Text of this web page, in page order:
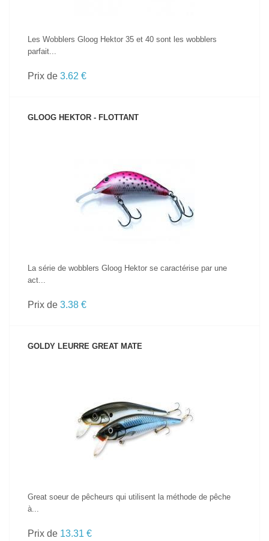
Les Wobblers Gloog Hektor 35 et 40 sont les wobblers
parfait...
Prix de 3.62 €
GLOOG HEKTOR - FLOTTANT
VOIR LE PRODUIT
La série de wobblers Gloog Hektor se caractérise par une
act...
Prix de 3.38 €
GOLDY LEURRE GREAT MATE
VOIR LE PRODUIT
Great soeur de pêcheurs qui utilisent la méthode de pêche
à...
Prix de 13.31 €